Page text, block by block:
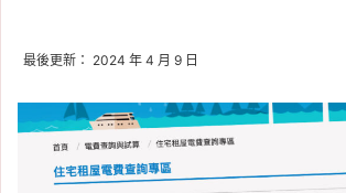
最後更新： 2024 年 4 月 9 日